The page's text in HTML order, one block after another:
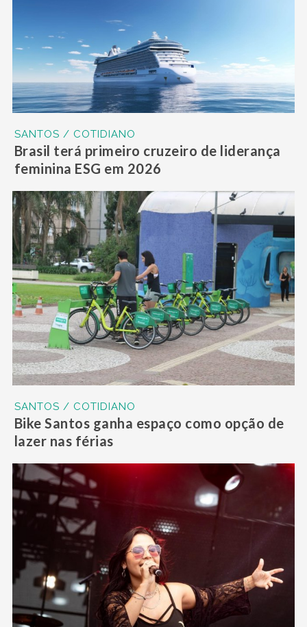
SANTOS / COTIDIANO
Brasil terá primeiro cruzeiro de liderança
feminina ESG em 2026
SANTOS / COTIDIANO
Bike Santos ganha espaço como opção de
lazer nas férias